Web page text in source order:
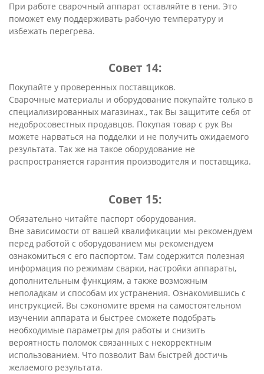
При работе сварочный аппарат оставляйте в тени. Это
поможет ему поддерживать рабочую температуру и
избежать перегрева.
Совет 14:
Покупайте у проверенных поставщиков.
Сварочные материалы и оборудование покупайте только в
специализированных магазинах., так Вы защитите себя от
недобросовестных продавцов. Покупая товар с рук Вы
можете нарваться на подделки и не получить ожидаемого
результата. Так же на такое оборудование не
распространяется гарантия производителя и поставщика.
Совет 15:
Обязательно читайте паспорт оборудования.
Вне зависимости от вашей квалификации мы рекомендуем
перед работой с оборудованием мы рекомендуем
ознакомиться с его паспортом. Там содержится полезная
информация по режимам сварки, настройки аппараты,
дополнительным функциям, а также возможным
неполадкам и способам их устранения. Ознакомившись с
инструкцией, Вы сэкономите время на самостоятельном
изучении аппарата и быстрее сможете подобрать
необходимые параметры для работы и снизить
вероятность поломок связанных с некорректным
использованием. Что позволит Вам быстрей достичь
желаемого результата.